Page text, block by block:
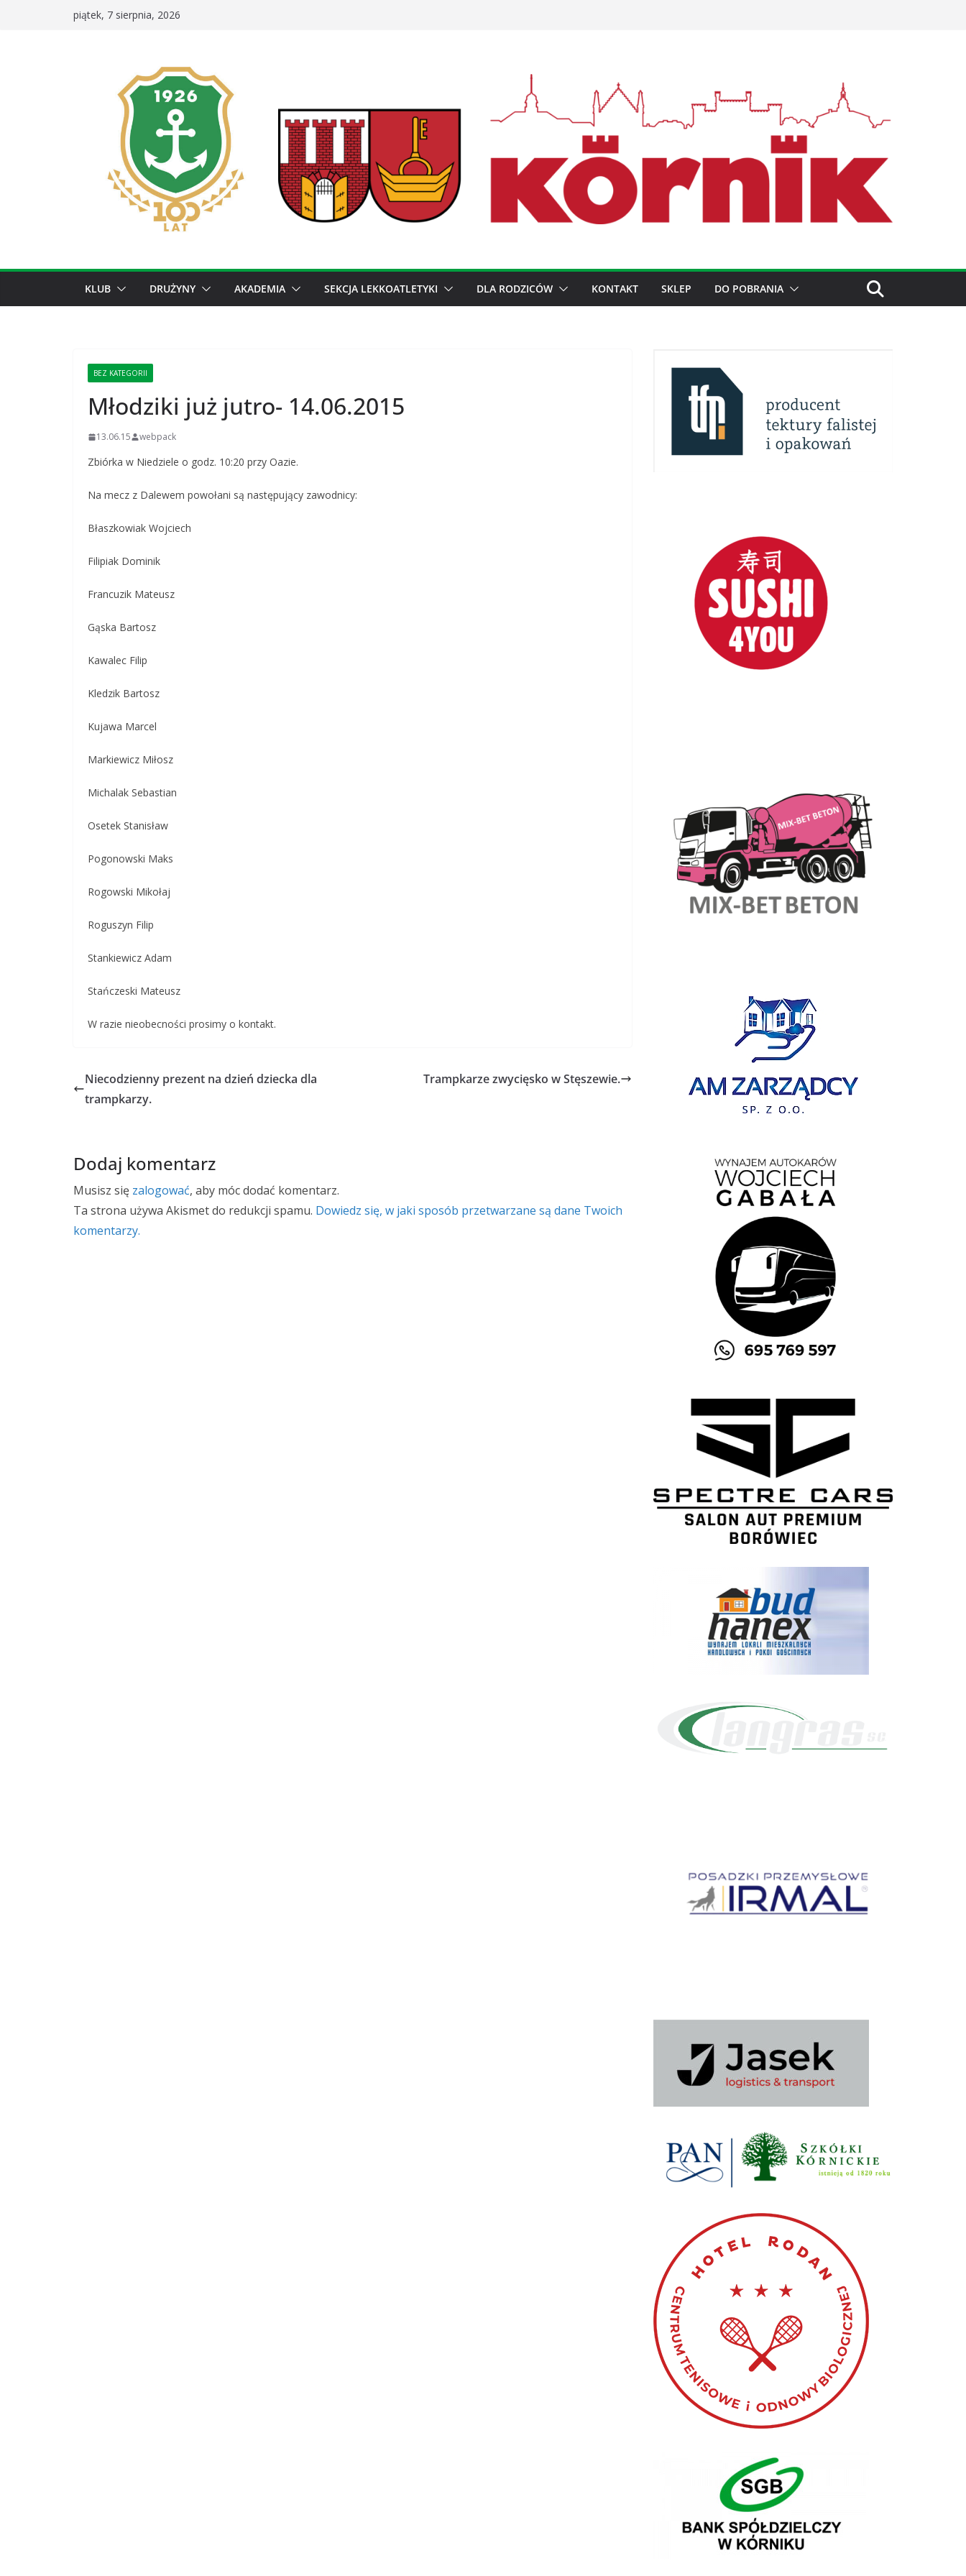
piątek, 7 sierpnia, 2026
KLUB DRUŻYNY AKADEMIA SEKCJA LEKKOATLETYKI DLA RODZICÓW KONTAKT SKLEP DO POBRANIA
BEZ KATEGORII
Młodziki już jutro- 14.06.2015
13.06.15 webpack
Zbiórka w Niedziele o godz. 10:20 przy Oazie.
Na mecz z Dalewem powołani są następujący zawodnicy:
Błaszkowiak Wojciech
Filipiak Dominik
Francuzik Mateusz
Gąska Bartosz
Kawalec Filip
Kledzik Bartosz
Kujawa Marcel
Markiewicz Miłosz
Michalak Sebastian
Osetek Stanisław
Pogonowski Maks
Rogowski Mikołaj
Roguszyn Filip
Stankiewicz Adam
Stańczeski Mateusz
W razie nieobecności prosimy o kontakt.
Niecodzienny prezent na dzień dziecka dla
trampkarzy.
Trampkarze zwycięsko w Stęszewie.
Dodaj komentarz
Musisz się zalogować, aby móc dodać komentarz.
Ta strona używa Akismet do redukcji spamu. Dowiedz się, w jaki sposób przetwarzane są dane Twoich
komentarzy.